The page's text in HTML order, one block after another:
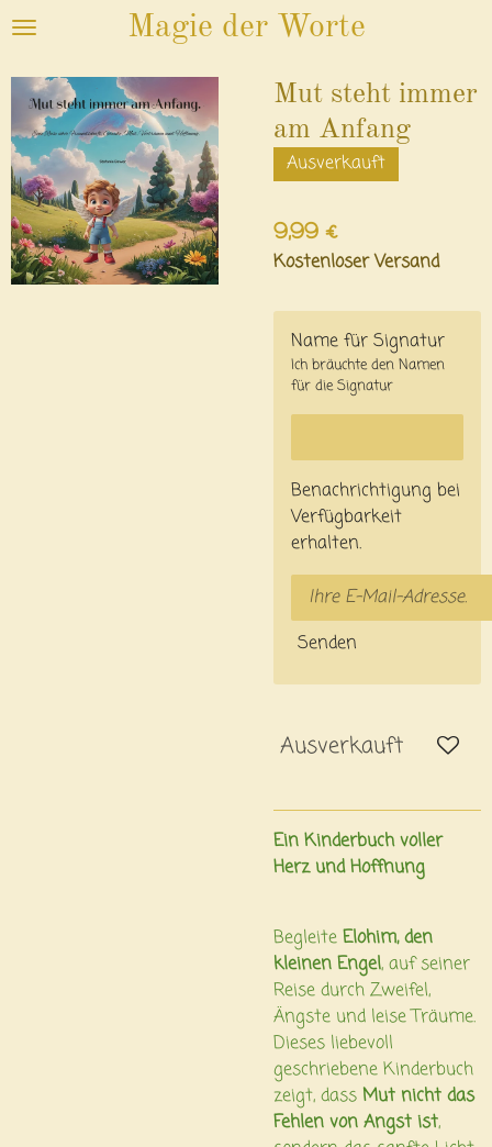
Zum
springen
Magie der Worte
Mut steht immer
am Anfang
Ausverkauft
9,99 €
Kostenloser Versand
Name für Signatur
Ich bräuchte den Namen
für die Signatur
Benachrichtigung bei
Verfügbarkeit
erhalten.
Senden
Ausverkauft
Ein Kinderbuch voller
Herz und Hoffnung
Begleite Elohim, den
kleinen Engel, auf seiner
Reise durch Zweifel,
Ängste und leise Träume.
Dieses liebevoll
geschriebene Kinderbuch
zeigt, dass Mut nicht das
Fehlen von Angst ist,